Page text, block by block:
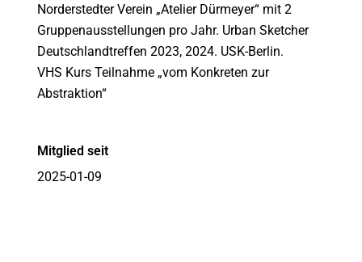
Norderstedter Verein „Atelier Dürmeyer“ mit 2
Gruppenausstellungen pro Jahr. Urban Sketcher
Deutschlandtreffen 2023, 2024. USK-Berlin.
VHS Kurs Teilnahme „vom Konkreten zur
Abstraktion“
Mitglied seit
2025-01-09